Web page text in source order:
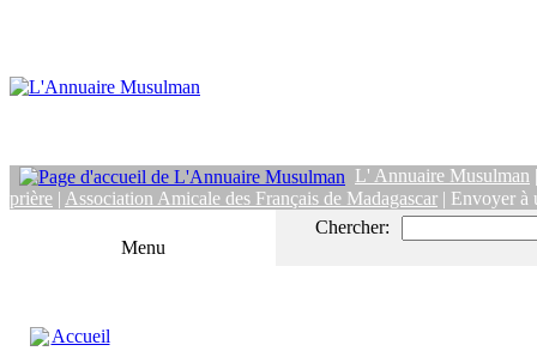
L' Annuaire Musulman
prière | Association Amicale des Français de Madagascar | Envoyer à
Menu
Accueil
Chercher: